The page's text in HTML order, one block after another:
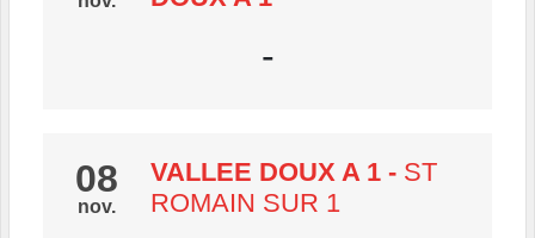
-
08
nov.
VALLEE DOUX A 1 - ST
ROMAIN SUR 1